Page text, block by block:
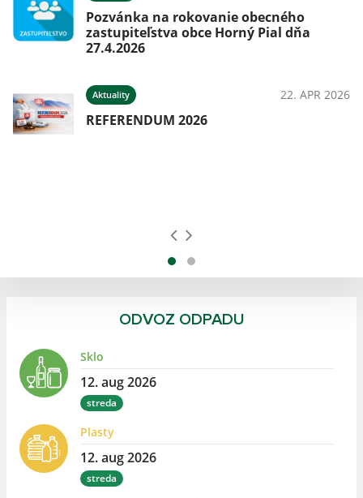
Pozvánka na rokovanie obecného
zastupiteľstva obce Horný Pial dňa
27.4.2026
Aktuality 22. APR 2026
REFERENDUM 2026
ODVOZ ODPADU
Sklo
12. aug 2026
streda
Plasty
12. aug 2026
streda